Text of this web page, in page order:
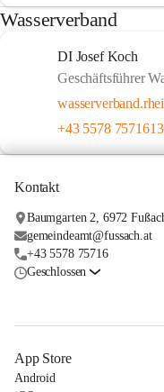
Wasserverband
DI Josef Koch
Geschäftsführer
+43 5578
Kontakt
Baumgarten 2, 6972
gemeindeamt@fussach.at
+43 5578 75716
Geschlossen
App Store
Android